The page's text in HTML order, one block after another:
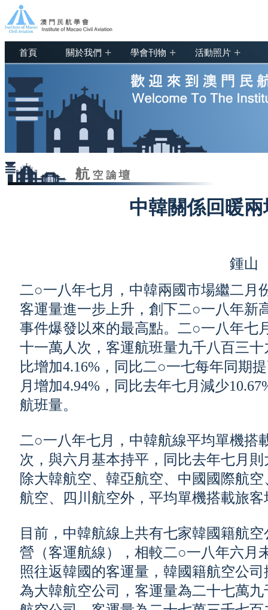
首頁 關於我們 + 學會刊物 + 活動照片 +
中韓關係回暖
鍾山
二○一八年七月，中韓兩國市場繼二月
客運量進一步上升，創下二○一八年新
事件爆發以來的最高點。二○一八年七
十一萬人次，客運航班量九千八百三
比增加4.16%，同比二○一七每年同期
月增加4.94%，同比去年七月減少
航班量。
二○一八年七月，中韓航線平均單機搭
次，與六月基本持平，同比去年七月
除大韓航空、韓亞航空、中國國際航
航空、四川航空外，平均單機搭載旅
目前，中韓航線上共有七家韓國籍航
營（客運航線），相較二○一八年六月
照往返韓國的客運量，韓國籍航空公
為大韓航空公司，客運量為二十七萬